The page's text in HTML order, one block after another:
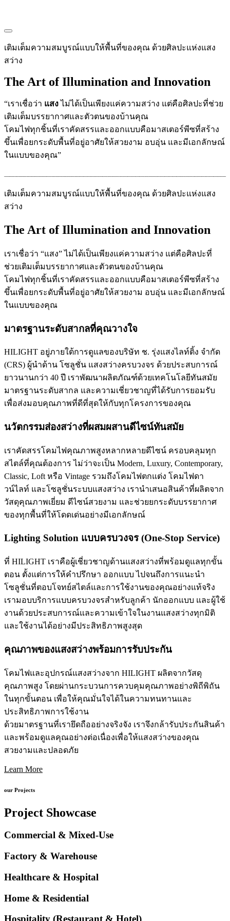
เติมเต็มความสมบูรณ์แบบให้พื้นที่ของคุณ ด้วยศิลปะแห่งแสง
สว่าง
The Art of Illumination and Innovation
“เราเชื่อว่า แสงไม่ได้เป็นเพียงแค่ความสว่าง แต่คือศิลปะที่ช่วย
เติมเต็มบรรยากาศและตัวตนของบ้านคุณ
โคมไฟทุกชิ้นที่เราคัดสรรและออกแบบคือมาสเตอร์พีซที่สร้าง
ขึ้นเพื่อยกระดับพื้นที่อยู่อาศัยให้สวยงาม อบอุ่น และมีเอกลักษณ์
ในแบบของคุณ”
เติมเต็มความสมบูรณ์แบบให้พื้นที่ของคุณ ด้วยศิลปะแห่งแสง
สว่าง
The Art of Illumination and Innovation
เราเชื่อว่า “แสง” ไม่ได้เป็นเพียงแค่ความสว่าง แต่คือศิลปะที่
ช่วยเติมเต็มบรรยากาศและตัวตนของบ้านคุณ
โคมไฟทุกชิ้นที่เราคัดสรรและออกแบบคือมาสเตอร์พีซที่สร้าง
ขึ้นเพื่อยกระดับพื้นที่อยู่อาศัยให้สวยงาม อบอุ่น และมีเอกลักษณ์
ในแบบของคุณ
มาตรฐานระดับสากลที่คุณวางใจ
HILIGHT อยู่ภายใต้การดูแลของบริษัท ช. รุ่งแสงไลท์ติ้ง จำกัด
(CRS) ผู้นำด้าน โซลูชั่น แสงสว่างครบวงจร ด้วยประสบการณ์
ยาวนานกว่า 40 ปี เราพัฒนาผลิตภัณฑ์ด้วยเทคโนโลยีทันสมัย
มาตรฐานระดับสากล และความเชี่ยวชาญที่ได้รับการยอมรับ
เพื่อส่งมอบคุณภาพที่ดีที่สุดให้กับทุกโครงการของคุณ
นวัตกรรมส่องสว่างที่ผสมผสานดีไซน์ทันสมัย
เราคัดสรรโคมไฟคุณภาพสูงหลากหลายดีไซน์ ครอบคลุมทุก
สไตล์ที่คุณต้องการ ไม่ว่าจะเป็น Modern, Luxury, Contemporary,
Classic, Loft หรือ Vintage รวมถึงโคมไฟตกแต่ง โคมไฟดา
วน์ไลท์ และโซลูชั่นระบบแสงสว่าง เรานำเสนอสินค้าที่ผลิตจาก
วัสดุคุณภาพเยี่ยม ดีไซน์สวยงาม และช่วยยกระดับบรรยากาศ
ของทุกพื้นที่ให้โดดเด่นอย่างมีเอกลักษณ์
Lighting Solution แบบครบวงจร (One-Stop Service)
ที่ HILIGHT เราคือผู้เชี่ยวชาญด้านแสงสว่างที่พร้อมดูแลทุกขั้น
ตอน ตั้งแต่การให้คำปรึกษา ออกแบบ ไปจนถึงการแนะนำ
โซลูชั่นที่ตอบโจทย์สไตล์และการใช้งานของคุณอย่างแท้จริง
เรามอบบริการแบบครบวงจรสำหรับลูกค้า นักออกแบบ และผู้ใช้
งานด้วยประสบการณ์และความเข้าใจในงานแสงสว่างทุกมิติ
และใช้งานได้อย่างมีประสิทธิภาพสูงสุด
คุณภาพของแสงสว่างพร้อมการรับประกัน
โคมไฟและอุปกรณ์แสงสว่างจาก HILIGHT ผลิตจากวัสดุ
คุณภาพสูง โดยผ่านกระบวนการควบคุมคุณภาพอย่างพิถีพิถัน
ในทุกขั้นตอน เพื่อให้คุณมั่นใจได้ในความทนทานและ
ประสิทธิภาพการใช้งาน
ด้วยมาตรฐานที่เรายึดถืออย่างจริงจัง เราจึงกล้ารับประกันสินค้า
และพร้อมดูแลคุณอย่างต่อเนื่องเพื่อให้แสงสว่างของคุณ
สวยงามและปลอดภัย
Learn More
our Projects
Project Showcase
Commercial & Mixed-Use
Factory & Warehouse
Healthcare & Hospital
Home & Residential
Hospitality (Restaurant & Hotel)